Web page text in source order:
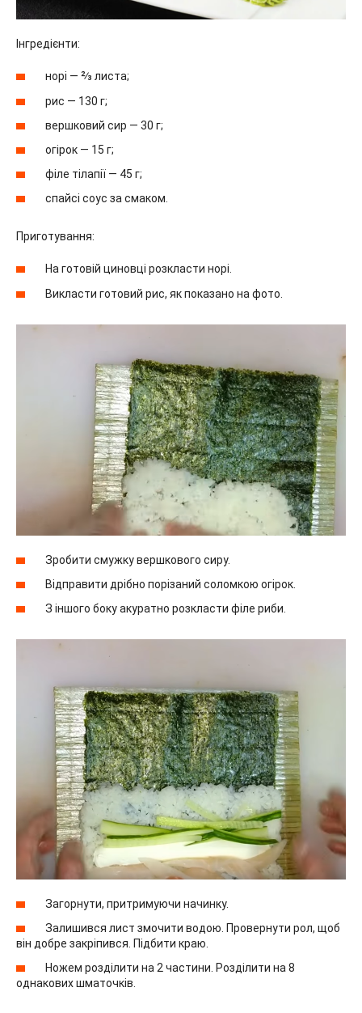
Інгредієнти:
норі — ⅔ листа;
рис — 130 г;
вершковий сир — 30 г;
огірок — 15 г;
філе тілапії — 45 г;
спайсі соус за смаком.
Приготування:
На готовій циновці розкласти норі.
Викласти готовий рис, як показано на фото.
Зробити смужку вершкового сиру.
Відправити дрібно порізаний соломкою огірок.
З іншого боку акуратно розкласти філе риби.
Загорнути, притримуючи начинку.
Залишився лист змочити водою. Провернути рол, щоб
він добре закріпився. Підбити краю.
Ножем розділити на 2 частини. Розділити на 8
однакових шматочків.